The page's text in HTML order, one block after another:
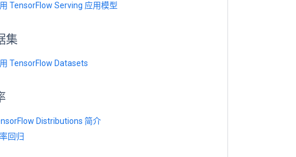
TensorFlow Serving 应用模型
集
TensorFlow Datasets
Distributions 简介
回归